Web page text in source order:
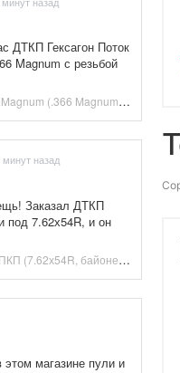
ДТКП Гексагон Поток
Magnum с резьбой
ДТКП Гексагон Поток для TG2 Magnum (.366 Magnum, M24x1.5, 230 мм, банка) купить в Москве и СПБ, цена 27040 руб. Доставка по РФ!
минут назад
Заказал ДТКП
под 7.62х54R, и он
ДТКП Гексагон Стандарт для ПКП (7.62х54R, байонет, 230 мм, 10 камер, сталь) купить в Москве и СПБ, цена 32500 руб. Доставка по РФ!
этом магазине пули и